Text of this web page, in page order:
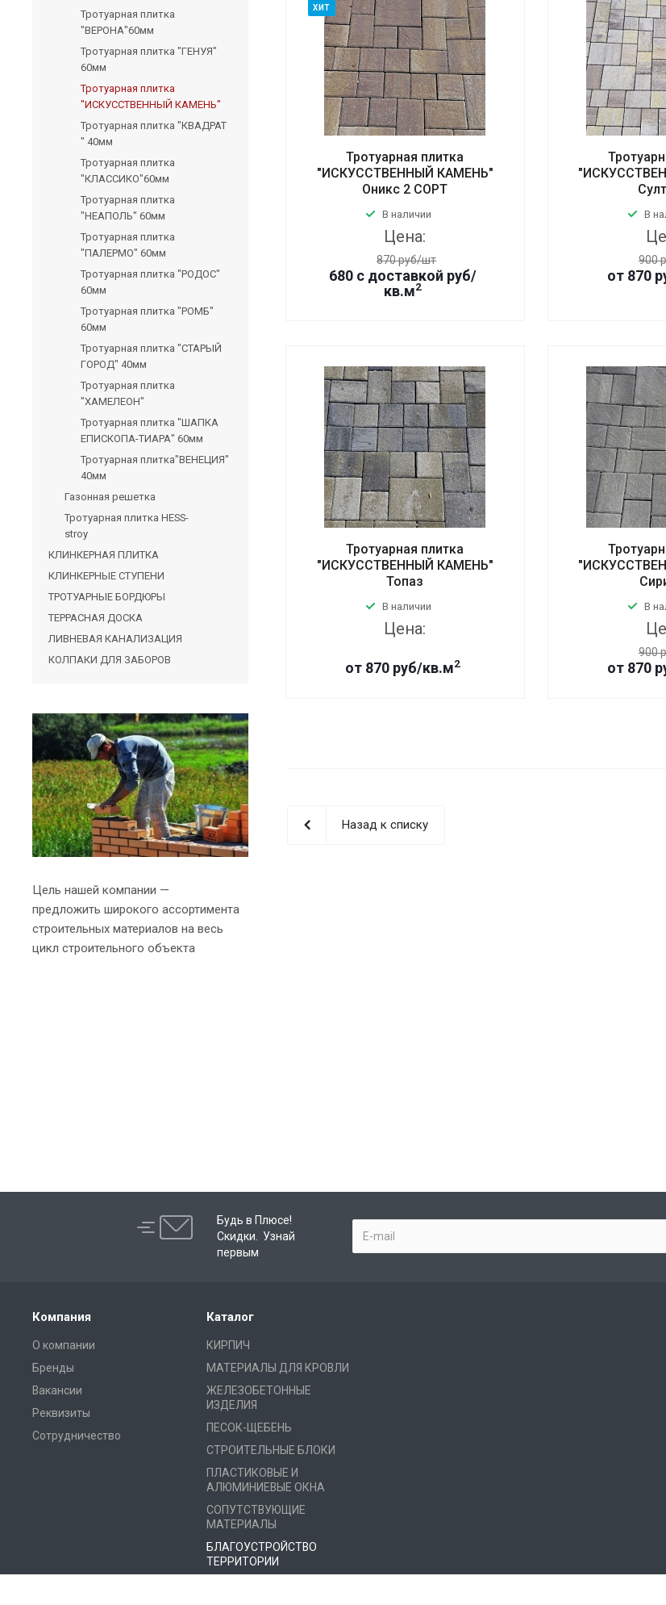
ХИТ
Тротуарная плитка
"ИСКУССТВЕННЫЙ КАМЕНЬ"
Оникс 2 СОРТ
В наличии
Цена:
870 руб/шт
680 с доставкой руб/
кв.м2
В
900
от 870
Тротуарная плитка
"ИСКУССТВЕННЫЙ КАМЕНЬ"
Топаз
В наличии
Цена:
от 870 руб/кв.м2
В
900
от 870
Назад к списку
Тротуарная плитка
"ВЕРОНА"60мм
Тротуарная плитка "ГЕНУЯ"
60мм
Тротуарная плитка
"ИСКУССТВЕННЫЙ КАМЕНЬ"
Тротуарная плитка "КВАДРАТ
" 40мм
Тротуарная плитка
"КЛАССИКО"60мм
Тротуарная плитка
"НЕАПОЛЬ" 60мм
Тротуарная плитка
"ПАЛЕРМО" 60мм
Тротуарная плитка "РОДОС"
60мм
Тротуарная плитка "РОМБ"
60мм
Тротуарная плитка "СТАРЫЙ
ГОРОД" 40мм
Тротуарная плитка
"ХАМЕЛЕОН"
Тротуарная плитка "ШАПКА
ЕПИСКОПА-ТИАРА" 60мм
Тротуарная плитка"ВЕНЕЦИЯ"
40мм
Газонная решетка
Тротуарная плитка HESS-
stroy
КЛИНКЕРНАЯ ПЛИТКА
КЛИНКЕРНЫЕ СТУПЕНИ
ТРОТУАРНЫЕ БОРДЮРЫ
ТЕРРАСНАЯ ДОСКА
ЛИВНЕВАЯ КАНАЛИЗАЦИЯ
КОЛПАКИ ДЛЯ ЗАБОРОВ
Цель нашей компании —
предложить широкого ассортимента
строительных материалов на весь
цикл строительного объекта
Будь в Плюсе!
Скидки. Узнай
первым
Компания
О компании
Бренды
Вакансии
Реквизиты
Сотрудничество
Каталог
КИРПИЧ
МАТЕРИАЛЫ ДЛЯ КРОВЛИ
ЖЕЛЕЗОБЕТОННЫЕ
ИЗДЕЛИЯ
ПЕСОК-ЩЕБЕНЬ
СТРОИТЕЛЬНЫЕ БЛОКИ
ПЛАСТИКОВЫЕ И
АЛЮМИНИЕВЫЕ ОКНА
СОПУТСТВУЮЩИЕ
МАТЕРИАЛЫ
БЛАГОУСТРОЙСТВО
ТЕРРИТОРИИ